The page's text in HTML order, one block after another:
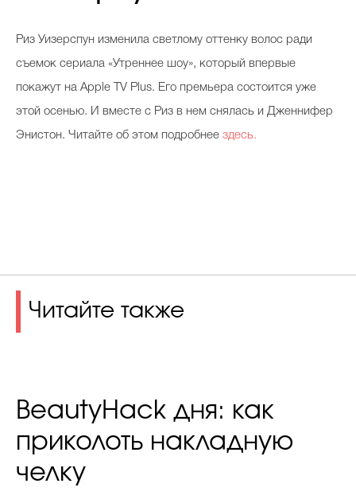
Риз Уизерспун изменила светлому оттенку волос ради
съемок сериала «Утреннее шоу», который впервые
покажут на Apple TV Plus. Его премьера состоится уже
этой осенью. И вместе с Риз в нем снялась и Дженнифер
Энистон. Читайте об этом подробнее здесь.
Читайте также
BeautyHack дня: как
приколоть накладную
челку